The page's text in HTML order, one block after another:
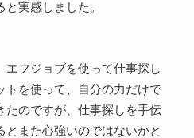
実感しました。
エフジョブを使って仕事探し
トを使って、自分の力だけで
たのですが、仕事探しを手伝
とまた心強いのではないかと